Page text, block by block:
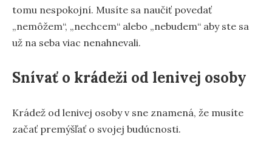
tomu nespokojní. Musíte sa naučiť povedať
„nemôžem“, „nechcem“ alebo „nebudem“ aby ste sa
už na seba viac nenahnevali.
Snívať o krádeži od lenivej osoby
Krádež od lenivej osoby v sne znamená, že musíte
začať premýšľať o svojej budúcnosti.